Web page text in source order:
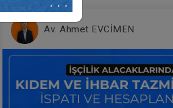
Ekle
Dilekçe 101 Video Eğitimi
TL
Av. Ahmet EVCİMEN